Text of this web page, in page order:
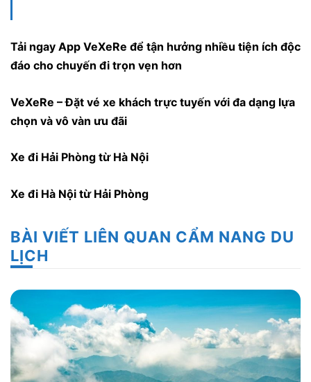
Tải ngay App VeXeRe để tận hưởng nhiều tiện ích độc
đáo cho chuyến đi trọn vẹn hơn
VeXeRe – Đặt vé xe khách trực tuyến với đa dạng lựa
chọn và vô vàn ưu đãi
Xe đi Hải Phòng từ Hà Nội
Xe đi Hà Nội từ Hải Phòng
BÀI VIẾT LIÊN QUAN CẨM NANG DU
LỊCH